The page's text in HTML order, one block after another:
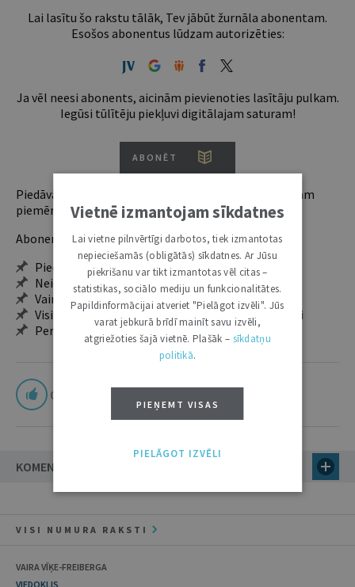
Lai lasītu šo rakstu tālāk, Tev jābūt žurnāla abonentam.
Esošos abonentus lūdzam autorizēties:
Ja vēl neesi abonents, aicinām pievienoties lasītāju pulkam.
Iegūsi tūlītēju piekļuvi digitālajam saturam!
ABONĒT
Piedāvājam trīs abonementu veidus. Vienam lietotājam
piemērotākais ir "Mazais" (3, 6 un 12 mēnešiem).
Abonentu ieguvumi:
Pieeja jaunākajam izdevumam
Neierobežota pieeja arhīvam – 24 h/7 d.
Vairāk nekā 18 000 rakstu un 2000 autoru
Visi tematiskie numuri un ikgadējie grāmatžurnāli
Personalizētās iespējas – piezīmes, citāti, mapes
0
KOMENTĀRI
VISI NUMURA RAKSTI
VAIRA VĪĶE-FREIBERGA
VIEDOKLIS
Vietnē izmantojam sīkdatnes
Lai vietne pilnvērtīgi darbotos, tiek izmantotas
nepieciešamās (obligātās) sīkdatnes. Ar Jūsu
piekrišanu var tikt izmantotas vēl citas –
statistikas, sociālo mediju un funkcionalitātes.
Papildinformācijai atveriet "Pielāgot izvēli". Jūs
varat jebkurā brīdī mainīt savu izvēli,
atgriežoties šajā vietnē. Plašāk – sīkdatņu
politikā.
PIEŅEMT VISAS
PIELĀGOT IZVĒLI